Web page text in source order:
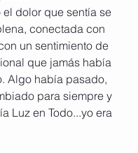
dolor que sentía se
conectada con
un sentimiento de
que jamás había
Algo había pasado,
para siempre y
Luz en Todo...yo era